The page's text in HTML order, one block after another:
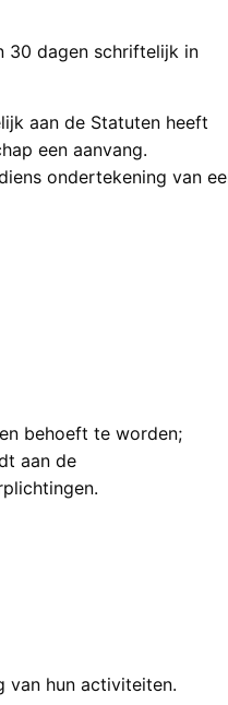
30 dagen schriftelijk in
aan de Statuten heeft
een aanvang.
ondertekening van
behoeft te worden;
aan de
van hun activiteiten.